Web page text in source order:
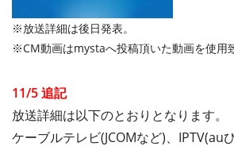
※放送詳細は後日発表。
※CM動画はmystaへ投稿頂いた動画を使用
11/5 追記
放送詳細は以下のとおりとなります。
ケーブルテレビ(JCOMなど)、IPTV(au